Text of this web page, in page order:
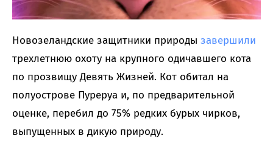
Новозеландские защитники природы завершили
трехлетнюю охоту на крупного одичавшего кота
по прозвищу Девять Жизней. Кот обитал на
полуострове Пуреруа и, по предварительной
оценке, перебил до 75% редких бурых чирков,
выпущенных в дикую природу.